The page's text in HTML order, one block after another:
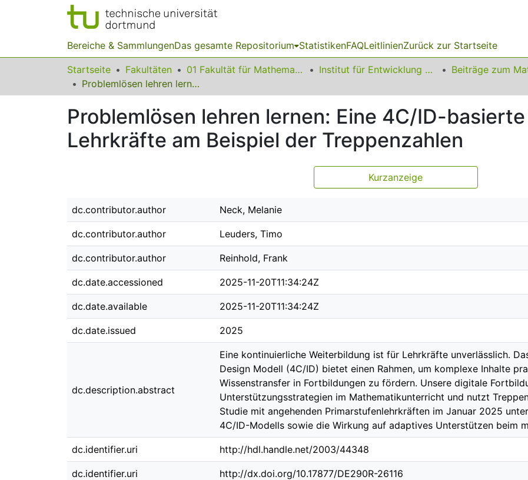
Bereiche & SammlungenDas gesamte Repositorium StatistikenFAQLeitlinienZurück zur Startseite
Startseite Fakultäten 01 Fakultät für Mathematik Institut für Entwicklung und Erforschung des Mathematikunterrichts
Problemlösen lehren lernen: Eine 4C/ID-basierte Fortbildung für Lehrkräfte am Beispiel der Treppenzahlen
Problemlösen lehren lernen: Eine 4C/ID-
Lehrkräfte am Beispiel der Treppenzahlen
Kurzanzeige
dc.contributor.author Neck, Melanie
dc.contributor.author Leuders, Timo
dc.contributor.author Reinhold, Frank
dc.date.accessioned 2025-11-20T11:34:24Z
dc.date.available 2025-11-20T11:34:24Z
dc.date.issued 2025
dc.description.abstract
Eine kontinuierliche Weiterbildung ist für Lehrkräfte unverlässlich.
Design Modell (4C/ID) bietet einen Rahmen, um komplexe Inhalte
Wissenstransfer in Fortbildungen zu fördern. Unsere digitale
Unterstützungsstrategien im Mathematikunterricht und nutzt
Studie mit angehenden Primarstufenlehrkräften im Januar 2025
4C/ID-Modells sowie die Wirkung auf adaptives Unterstützen beim
dc.identifier.uri http://hdl.handle.net/2003/44348
dc.identifier.uri http://dx.doi.org/10.17877/DE290R-26116